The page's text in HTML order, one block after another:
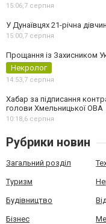
15:06,7 серпня
У Дунаївцях 21-річна
15:00,7 серпня
Прощання із Захисником
Некролог
14:53,7 серпня
Хабар за підписання
голови Хмельницької ОВА
10:18,6 серпня
Рубрики новин
Загальний розділ
Туризм
Будівництво
Бізнес